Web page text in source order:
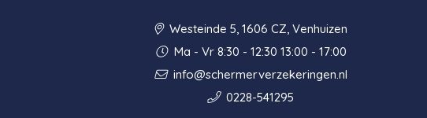
Westeinde 5, 1606 CZ, Venhuizen
Ma - Vr 8:30 - 12:30 13:00 - 17:00
info@schermerverzekeringen.nl
0228-541295